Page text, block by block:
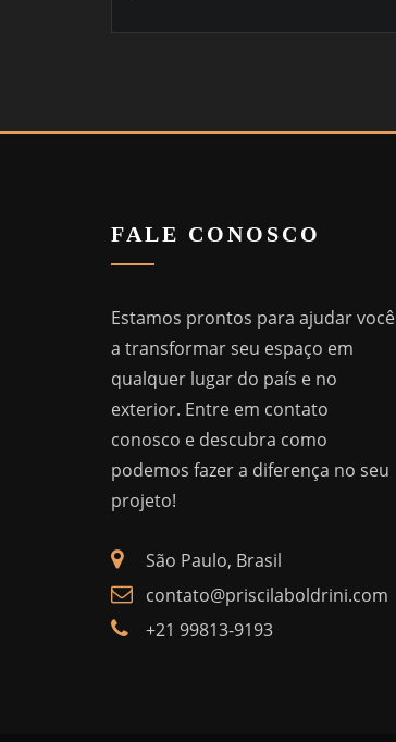
FALE CONOSCO
Estamos prontos para ajudar você
a transformar seu espaço em
qualquer lugar do país e no
exterior. Entre em contato
conosco e descubra como
podemos fazer a diferença no seu
projeto!
São Paulo, Brasil
contato@priscilaboldrini.com
+21 99813-9193